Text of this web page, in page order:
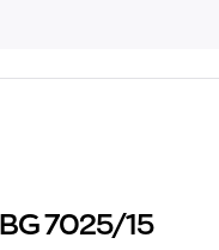
7025/15